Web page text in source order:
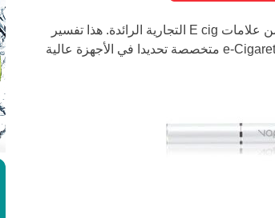
VaporFi معروف رسميا بمنطقة البخار، فابورفي واحدة من علامات E cig التجارية الرائدة. هذا تفسير
شخصي عند شراء أول جهاز. مع وفرة اجهزة e-Cigarette, VaporFi متخصصة تحديدا في الأجهزة عالية